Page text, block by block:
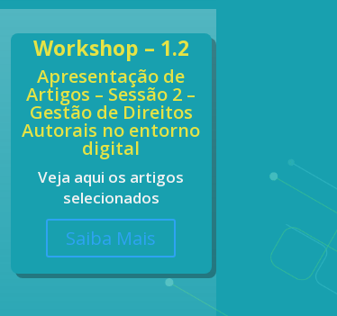
Workshop – 1.2
Apresentação de
Artigos – Sessão 2 –
Gestão de Direitos
Autorais no entorno
digital
Veja aqui os artigos
selecionados
Saiba Mais